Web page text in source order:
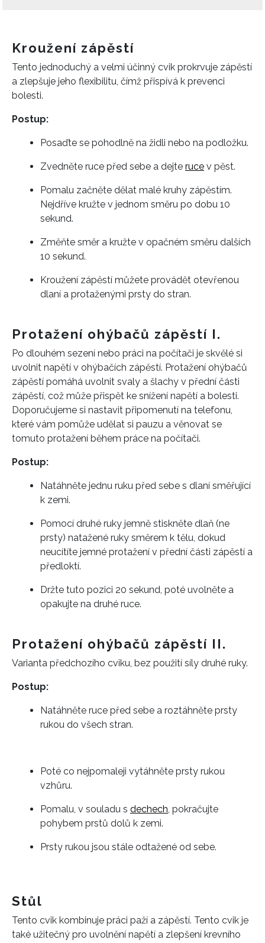
Kroužení zápěstí
Tento jednoduchý a velmi účinný cvik prokrvuje zápěstí
a zlepšuje jeho flexibilitu, čímž přispívá k prevenci
bolesti.
Postup:
Posaďte se pohodlně na židli nebo na podložku.
Zvedněte ruce před sebe a dejte ruce v pěst.
Pomalu začněte dělat malé kruhy zápěstím.
Nejdříve kružte v jednom směru po dobu 10
sekund.
Změňte směr a kružte v opačném směru dalších
10 sekund.
Kroužení zápěstí můžete provádět otevřenou
dlaní a protaženými prsty do stran.
Protažení ohýbačů zápěstí I.
Po dlouhém sezení nebo práci na počítači je skvělé si
uvolnit napětí v ohýbačích zápěstí. Protažení ohýbačů
zápěstí pomáhá uvolnit svaly a šlachy v přední části
zápěstí, což může přispět ke snížení napětí a bolesti.
Doporučujeme si nastavit připomenutí na telefonu,
které vám pomůže udělat si pauzu a věnovat se
tomuto protažení během práce na počítači.
Postup:
Natáhněte jednu ruku před sebe s dlaní směřující
k zemi.
Pomocí druhé ruky jemně stiskněte dlaň (ne
prsty) natažené ruky směrem k tělu, dokud
neucítíte jemné protažení v přední části zápěstí a
předloktí.
Držte tuto pozici 20 sekund, poté uvolněte a
opakujte na druhé ruce.
Protažení ohýbačů zápěstí II.
Varianta předchozího cviku, bez použití síly druhé ruky.
Postup:
Natáhněte ruce před sebe a roztáhněte prsty
rukou do všech stran.
Poté co nejpomaleji vytáhněte prsty rukou
vzhůru.
Pomalu, v souladu s dechech , pokračujte
pohybem prstů dolů k zemi.
Prsty rukou jsou stále odtažené od sebe.
Stůl
Tento cvik kombinuje práci paží a zápěstí. Tento cvik je
také užitečný pro uvolnění napětí a zlepšení krevního